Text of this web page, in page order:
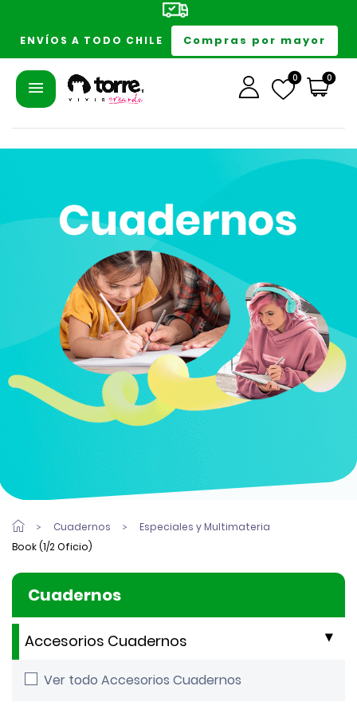
ENVÍOS A TODO CHILE Compras por mayor
0 0
Cuadernos
Especiales y Multimateria
Book (1/2 Oficio)
Cuadernos
Ver todo Accesorios Cuadernos
Accesorios Cuadernos